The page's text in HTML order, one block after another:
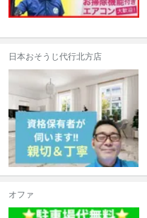
日本おそうじ代行北方店
オファ